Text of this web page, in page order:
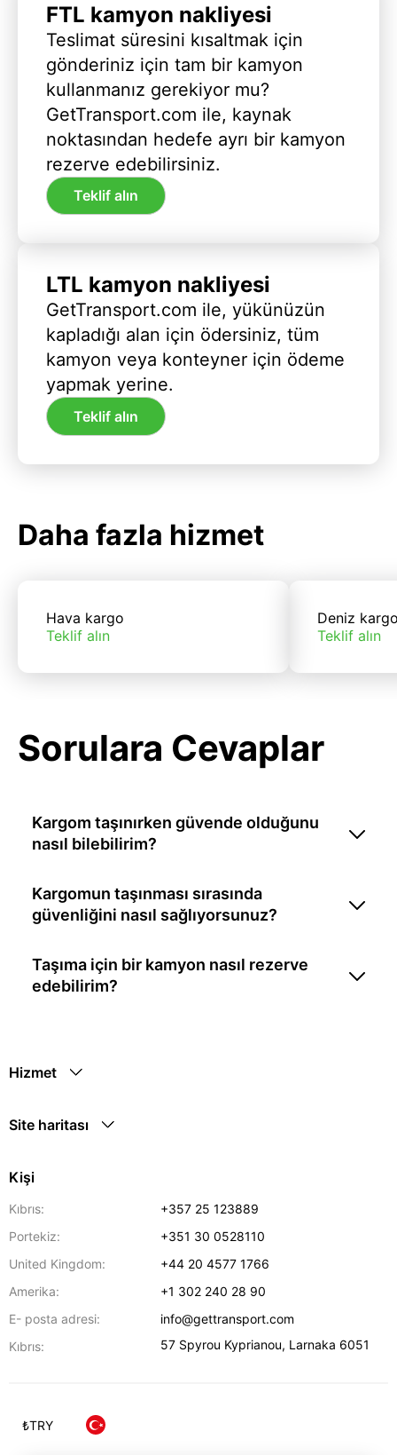
FTL kamyon nakliyesi
Teslimat süresini kısaltmak için
gönderiniz için tam bir kamyon
kullanmanız gerekiyor mu?
GetTransport.com ile, kaynak
noktasından hedefe ayrı bir kamyon
rezerve edebilirsiniz.
Teklif alın
LTL kamyon nakliyesi
GetTransport.com ile, yükünüzün
kapladığı alan için ödersiniz, tüm
kamyon veya konteyner için ödeme
yapmak yerine.
Teklif alın
Daha fazla hizmet
Hava kargo
Teklif alın
Deniz
Teklif alın
Sorulara Cevaplar
Kargom taşınırken güvende olduğunu
nasıl bilebilirim?
Kargomun taşınması sırasında
güvenliğini nasıl sağlıyorsunuz?
Taşıma için bir kamyon nasıl rezerve
edebilirim?
Hizmet
Site haritası
Kişi
Kıbrıs:
+357 25 123889
Portekiz:
+351 30 0528110
United Kingdom:
+44 20 4577 1766
Amerika:
+1 302 240 28 90
E- posta adresi:
info@gettransport.com
Kıbrıs:
57 Spyrou Kyprianou, Larnaka 6051
₺TRY